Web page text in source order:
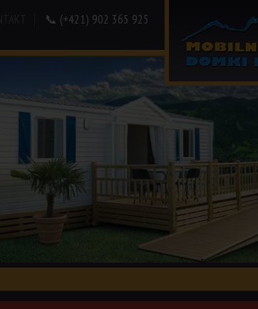
📞 (+421) 902 365 925